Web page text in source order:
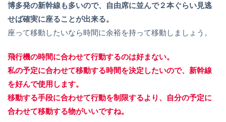
博多発の新幹線も多いので、自由席に並んで２本ぐらい見逃
せば確実に座ることが出来る。
座って移動したいなら時間に余裕を持って移動しましょう。
飛行機の時間に合わせて行動するのは好まない。
私の予定に合わせて移動する時間を決定したいので、新幹線
を好んで使用します。
移動する手段に合わせて行動を制限するより、自分の予定に
合わせて移動する物がいいですね。